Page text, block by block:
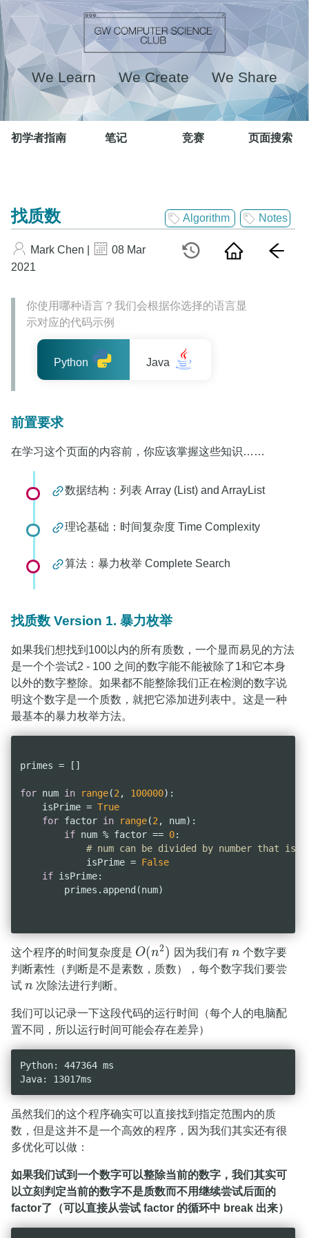
We Learn We Create We Share
初学者指南 笔记 竞赛 页面搜索
找质数 Algorithm Notes
Mark Chen |
08 Mar
2021
你使用哪种语言？我们会根据你选择的语言显
示对应的代码示例
Python Java
前置要求
在学习这个页面的内容前，你应该掌握这些知识……
数据结构：列表 Array (List) and ArrayList
理论基础：时间复杂度 Time Complexity
算法：暴力枚举 Complete Search
找质数 Version 1. 暴力枚举
如果我们想找到100以内的所有质数，一个显而易见的方法
是一个个尝试2 - 100 之间的数字能不能被除了1和它本身
以外的数字整除。如果都不能整除我们正在检测的数字说
明这个数字是一个质数，就把它添加进列表中。这是一种
最基本的暴力枚举方法。
primes = []
for num in range(2, 100000):
    isPrime =
True
for factor in range(2, num):
if num % factor == 0:
# num can be divided by number that
            isPrime =
False
if isPrime:
        primes.append(num)
这个程序的时间复杂度是 O(n2)
O(n2) 因为我们有 n
n 个数字要
判断素性（判断是不是素数，质数），每个数字我们要尝
试 n
n 次除法进行判断。
我们可以记录一下这段代码的运行时间（每个人的电脑配
置不同，所以运行时间可能会存在差异）
Python: 447364 ms
虽然我们的这个程序确实可以直接找到指定范围内的质
数，但是这并不是一个高效的程序，因为我们其实还有很
多优化可以做：
如果我们试到一个数字可以整除当前的数字，我们其实可
以立刻判定当前的数字不是质数而不用继续尝试后面的
factor了（可以直接从尝试 factor 的循环中 break 出来）